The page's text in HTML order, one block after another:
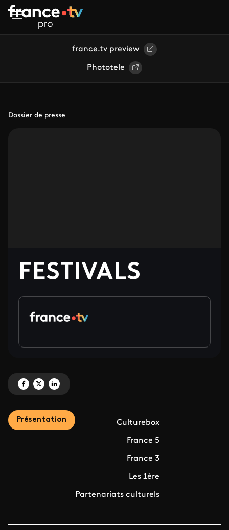
Aller au contenu principal
france.tv preview
Phototele
Dossier de presse
FESTIVALS
Partagez 'FESTIVALS' sur Facebook
Partagez 'FESTIVALS' sur X
Partagez 'FESTIVALS' sur LinkedIn
Présentation Culturebox
France 5
France 3
Les 1ère
Partenariats culturels